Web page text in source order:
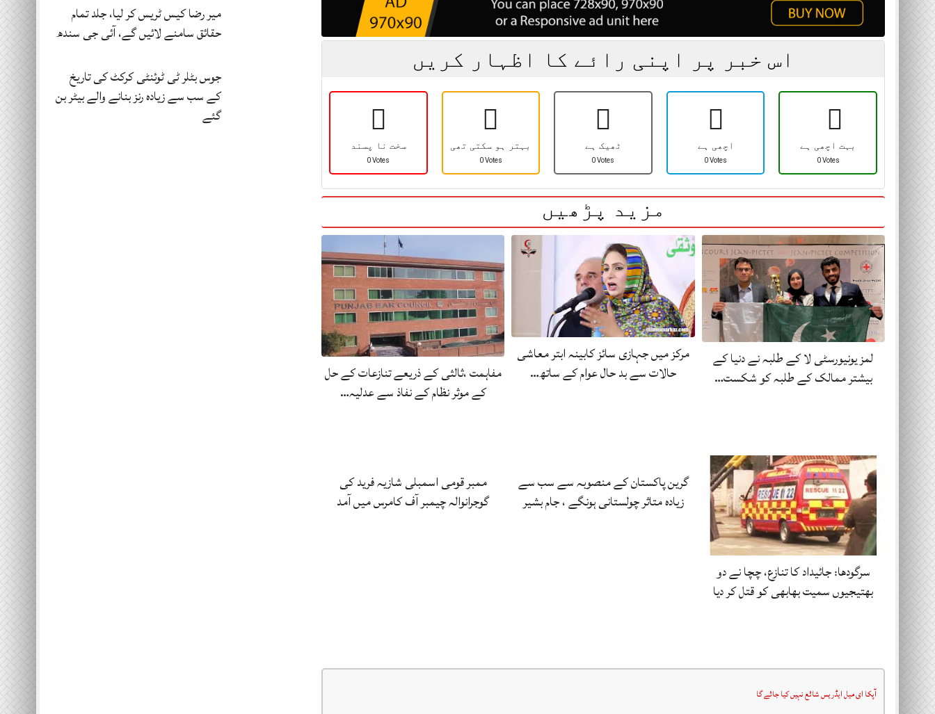
میر رضا کیس ٹریس کر لیا، جلد تمام
حقائق سامنے لائیں گے، آئی جی سندھ
جوس بٹلر ٹی ٹوئنٹی کرکٹ کی تاریخ
کے سب سے زیادہ رنز بنانے والے بیٹر بن
گئے
اس خبر پر اپنی رائے کا اظہار کریں
سخت نا پسند
0 Votes
بہتر ہو سکتی تھی
0 Votes
ٹھیک ہے
0 Votes
اچھی ہے
0 Votes
بہت اچھی ہے
0 Votes
مزید پڑھیں
لمز یونیورسٹی لا کے طلبہ نے دنیا کے
بیشتر ممالک کے طلبہ کو شکست…
مرکز میں جہازی سائز کابینہ ابتر معاشی
حالات سے بد حال عوام کے ساتھ…
مفاہمت ،ثالثی کے ذریعے تنازعات کے حل
کے موثر نظام کے نفاذ سے عدلیہ…
سرگودھا: جائیداد کا تنازع، چچا نے دو
بھتیجیوں سمیت بھابھی کو قتل کر دیا
گرین پاکستان کے منصوبہ سے سب سے
زیادہ متاثر چولستانی ہونگے ، جام بشیر
ممبر قومی اسمبلی شازیہ فرید کی
گوجرانوالہ چیمبر آف کامرس میں آمد
آپکا ای میل ایڈریس شائع نہیں کیا جائے گا